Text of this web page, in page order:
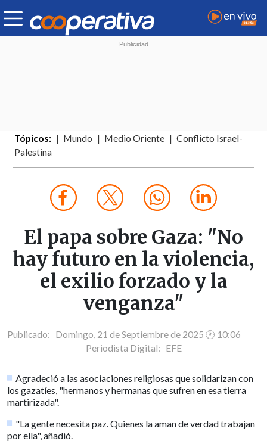
Tópicos: Mundo Medio Oriente
Conflicto Israel-
Palestina
El papa sobre Gaza: "No
hay futuro en la violencia,
el exilio forzado y la
venganza"
Publicado: Domingo, 21 de Septiembre de 2025 🕐 10:06
Periodista Digital: EFE
Agradeció a las asociaciones religiosas que solidarizan con
los gazatíes, "hermanos y hermanas que sufren en esa tierra
martirizada".
"La gente necesita paz. Quienes la aman de verdad trabajan
por ella", añadió.